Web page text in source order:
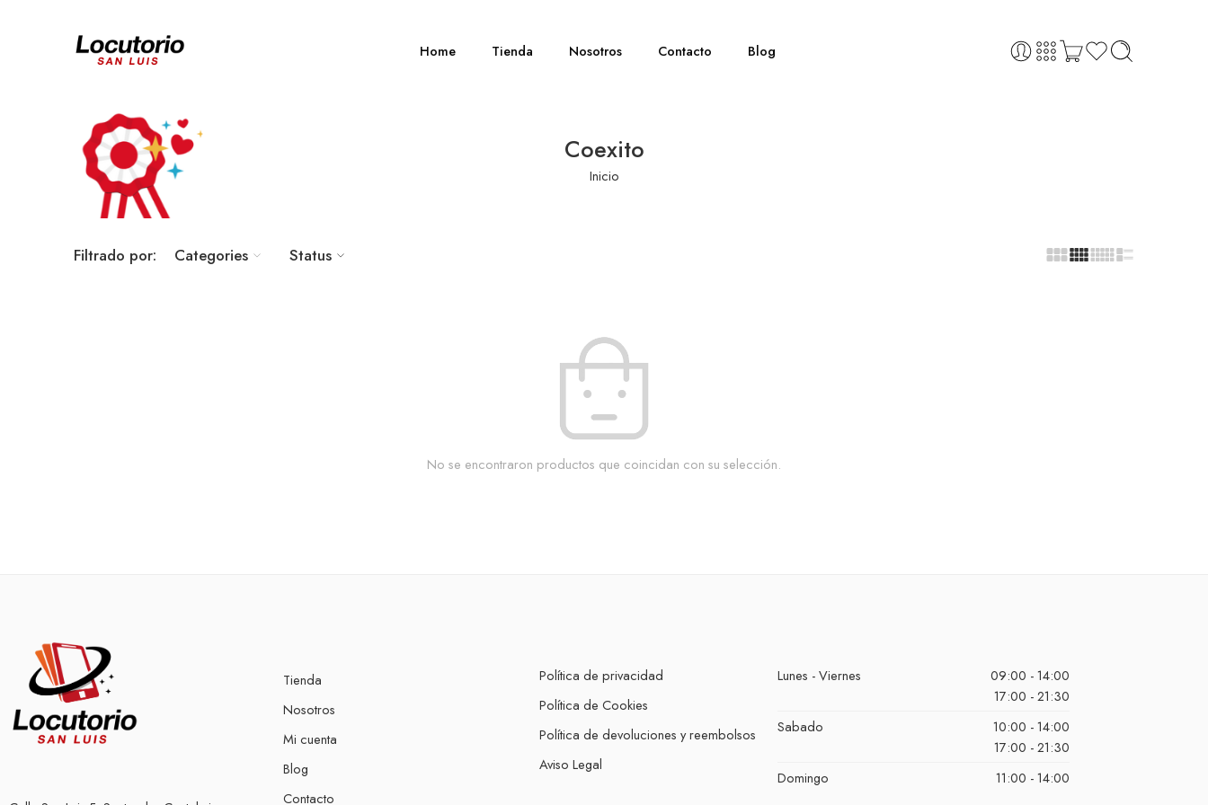
Home Tienda Nosotros Contacto Blog
Coexito
Inicio
Filtrado por: Categories Status
No se encontraron productos que coincidan con su selección.
Tienda
Nosotros
Mi cuenta
Blog
Contacto
Política de privacidad
Política de Cookies
Política de devoluciones y reembolsos
Aviso Legal
Lunes - Viernes
09:00 - 14:00
17:00 - 21:30
Sabado
10:00 - 14:00
17:00 - 21:30
Domingo
11:00 - 14:00